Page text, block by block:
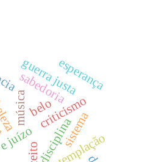
criticismo
músicabelo
sabedoria
disciplina
guerra justa
sistema
esperança